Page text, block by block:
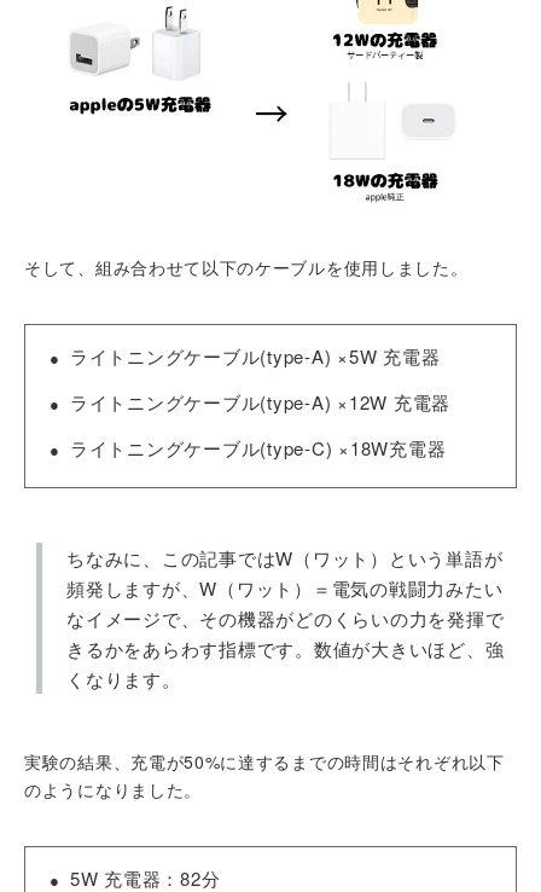
そして、組み合わせて以下のケーブルを使用しました。
ライトニングケーブル(type-A) ×5W 充電器
ライトニングケーブル(type-A) ×12W 充電器
ライトニングケーブル(type-C) ×18W充電器
ちなみに、この記事ではW（ワット）という単語が
頻発しますが、W（ワット）＝電気の戦闘力みたい
なイメージで、その機器がどのくらいの力を発揮で
きるかをあらわす指標です。数値が大きいほど、強
くなります。
実験の結果、充電が50%に達するまでの時間はそれぞれ以下
のようになりました。
5W 充電器：82分